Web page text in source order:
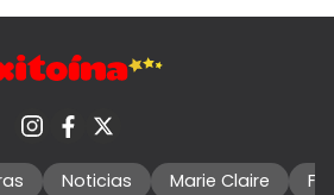
Noticias Marie Claire